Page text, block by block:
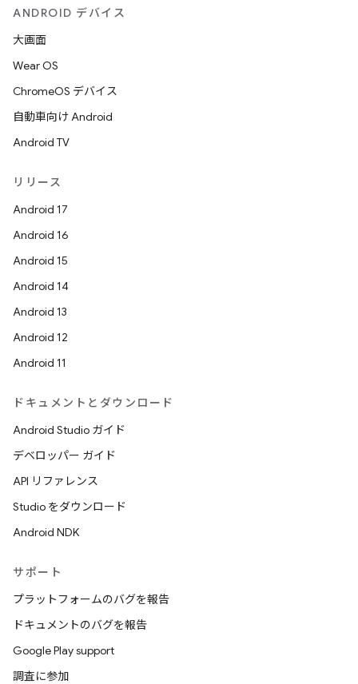
ANDROID デバイス
大画面
Wear OS
ChromeOS デバイス
自動車向け Android
Android TV
リリース
Android 17
Android 16
Android 15
Android 14
Android 13
Android 12
Android 11
ドキュメントとダウンロード
Android Studio ガイド
デベロッパー ガイド
API リファレンス
Studio をダウンロード
Android NDK
サポート
プラットフォームのバグを報告
ドキュメントのバグを報告
Google Play support
調査に参加